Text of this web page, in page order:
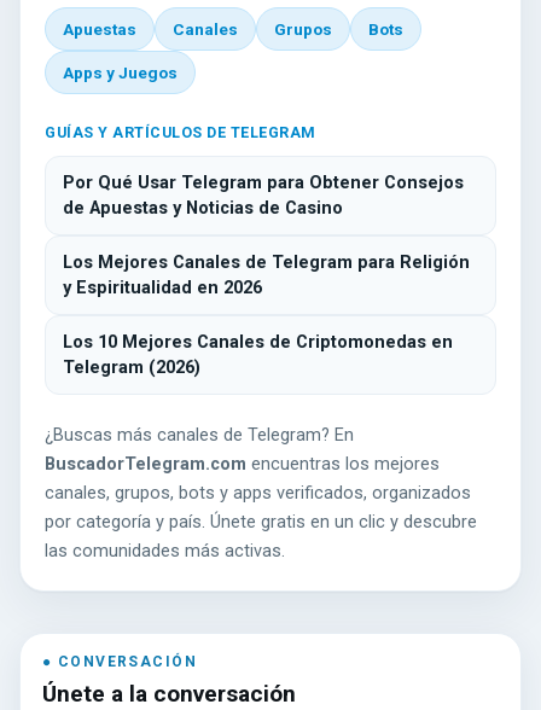
Apuestas Canales Grupos Bots
Apps y Juegos
GUÍAS Y ARTÍCULOS DE TELEGRAM
Por Qué Usar Telegram para Obtener Consejos
de Apuestas y Noticias de Casino
Los Mejores Canales de Telegram para Religión
y Espiritualidad en 2026
Los 10 Mejores Canales de Criptomonedas en
Telegram (2026)
¿Buscas más canales de Telegram? En
BuscadorTelegram.com encuentras los mejores
canales, grupos, bots y apps verificados, organizados
por categoría y país. Únete gratis en un clic y descubre
las comunidades más activas.
Únete a la conversación